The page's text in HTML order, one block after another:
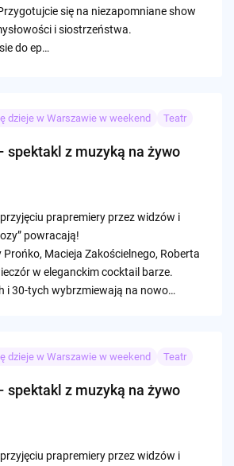
się na niezapomniane show
i siostrzeństwa.
do ep…
dzieje w Warszawie w weekend Teatr
spektakl z muzyką na żywo
prapremiery przez widzów i
powracają!
Prońko, Macieja Zakościelnego, Roberta
w eleganckim cocktail barze.
i 30-tych wybrzmiewają na nowo…
dzieje w Warszawie w weekend Teatr
spektakl z muzyką na żywo
prapremiery przez widzów i